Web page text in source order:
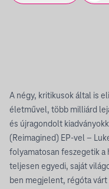
A négy, kritikusok által is
életművel, több milliárd
és újragondolt
(Reimagined) EP-vel –
folyamatosan feszegetik a
teljesen egyedi, saját
ben megjelent, régóta